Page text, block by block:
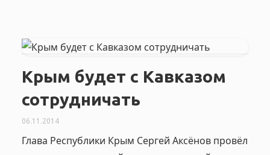
Крым будет с Кавказом
сотрудничать
06.11.2014
Глава Республики Крым Сергей Аксёнов провёл